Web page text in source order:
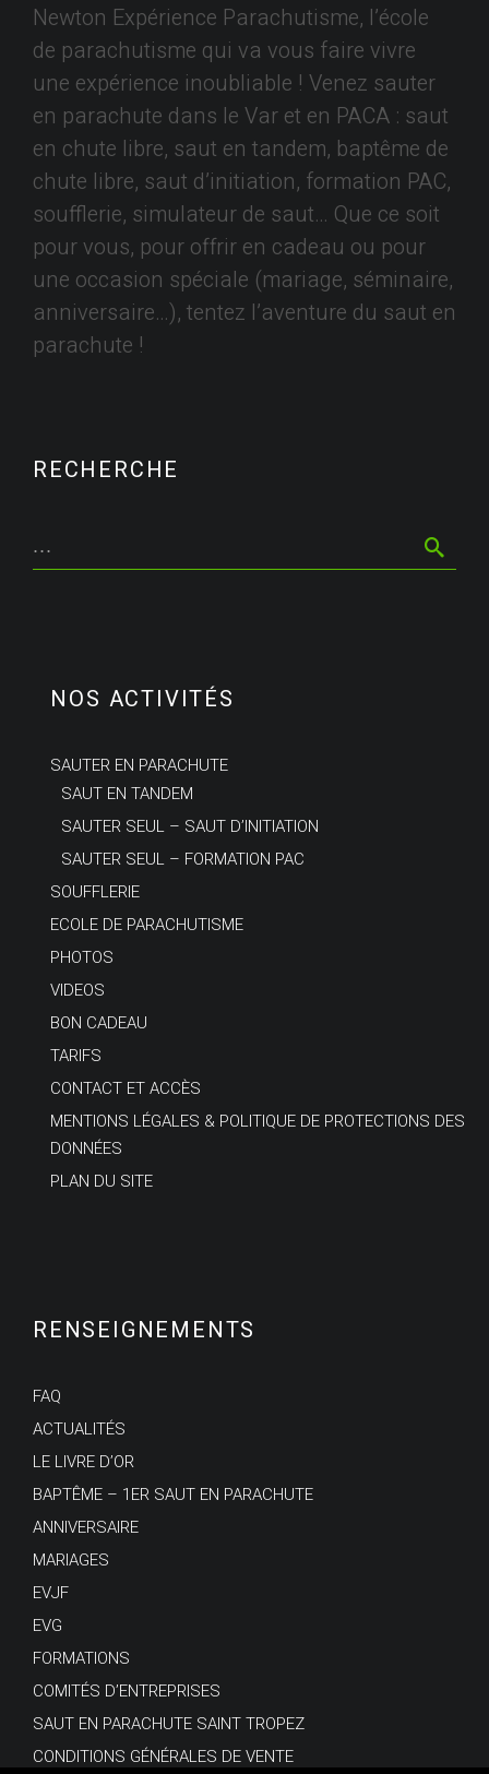
Newton Expérience Parachutisme, l’école
de parachutisme qui va vous faire vivre
une expérience inoubliable ! Venez sauter
en parachute dans le Var et en PACA : saut
en chute libre, saut en tandem, baptême de
chute libre, saut d’initiation, formation PAC,
soufflerie, simulateur de saut… Que ce soit
pour vous, pour offrir en cadeau ou pour
une occasion spéciale (mariage, séminaire,
anniversaire…), tentez l’aventure du saut en
parachute !
RECHERCHE
NOS ACTIVITÉS
SAUTER EN PARACHUTE
SAUT EN TANDEM
SAUTER SEUL – SAUT D’INITIATION
SAUTER SEUL – FORMATION PAC
SOUFFLERIE
ECOLE DE PARACHUTISME
PHOTOS
VIDEOS
BON CADEAU
TARIFS
CONTACT ET ACCÈS
MENTIONS LÉGALES & POLITIQUE DE PROTECTIONS DES
DONNÉES
PLAN DU SITE
RENSEIGNEMENTS
FAQ
ACTUALITÉS
LE LIVRE D’OR
BAPTÊME – 1ER SAUT EN PARACHUTE
ANNIVERSAIRE
MARIAGES
EVJF
EVG
FORMATIONS
COMITÉS D’ENTREPRISES
SAUT EN PARACHUTE SAINT TROPEZ
CONDITIONS GÉNÉRALES DE VENTE